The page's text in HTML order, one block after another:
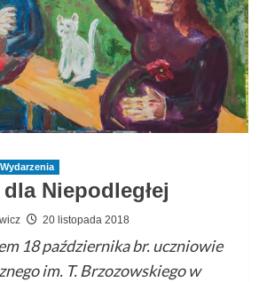
st.
w
Błażowej
Wydarzenia
dla Niepodległej
20 listopada 2018
18 października br. uczniowie
im. T. Brzozowskiego w